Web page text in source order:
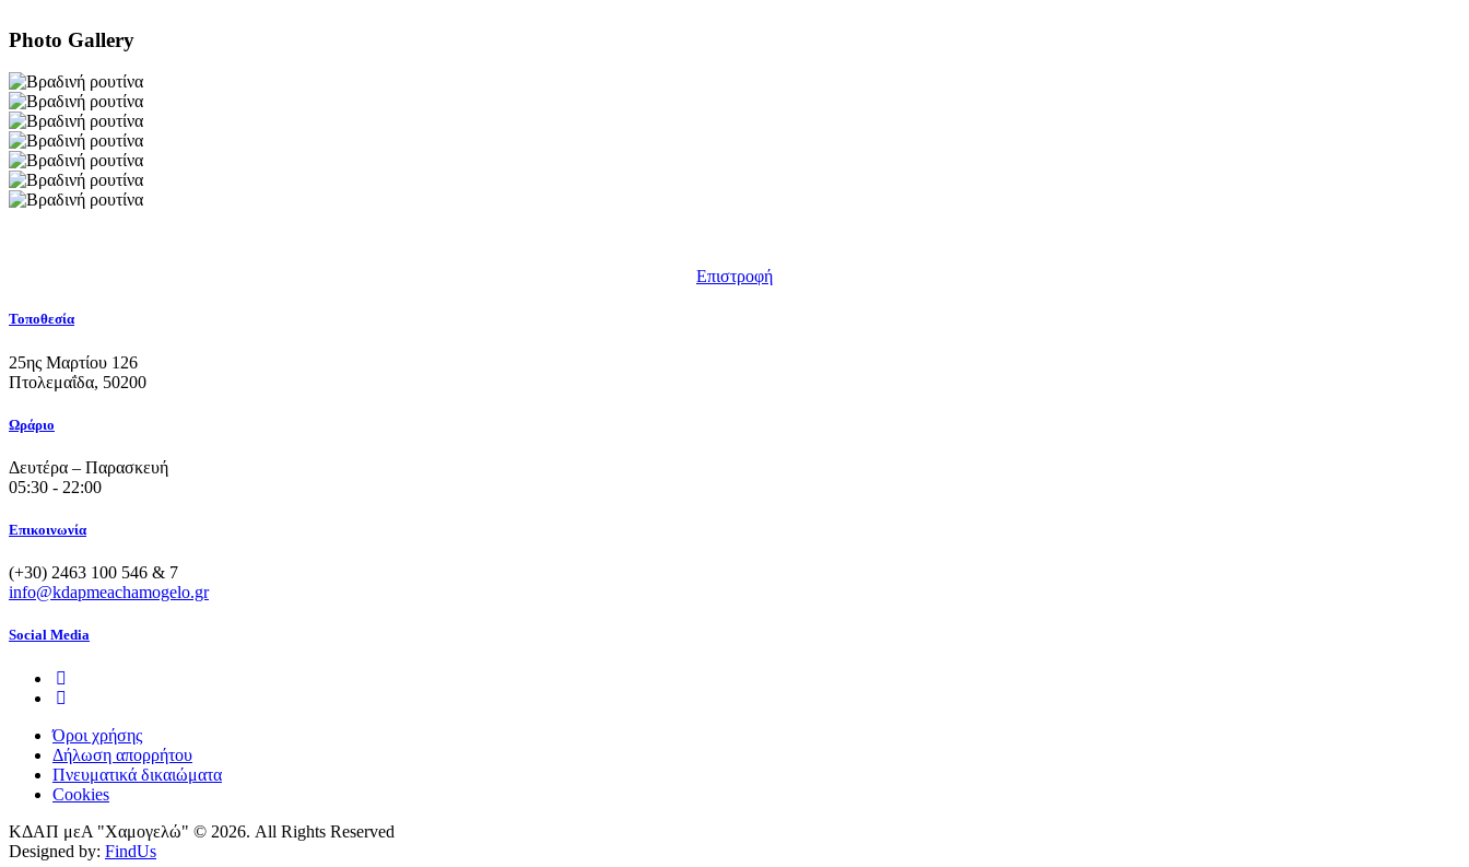
Photo Gallery
Επιστροφή
Τοποθεσία
25ης Μαρτίου 126
Πτολεμαΐδα, 50200
Ωράριο
Δευτέρα – Παρασκευή
05:30 - 22:00
Επικοινωνία
(+30) 2463 100 546 & 7
info@kdapmeachamogelo.gr
Social Media
Όροι χρήσης
Δήλωση απορρήτου
Πνευματικά δικαιώματα
Cookies
ΚΔΑΠ μεΑ "Χαμογελώ" © 2026. All Rights Reserved
Designed by: FindUs